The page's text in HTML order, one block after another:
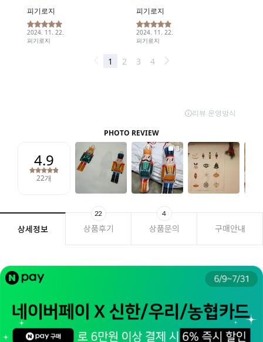
상세정보 상품후기
22
상품문의
4
구매안내